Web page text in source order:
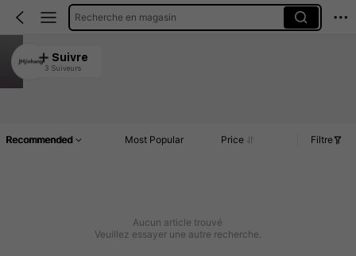
Recherche en magasin
JHjinhang
4.94
Suivre
3 Suiveurs
Recommended Most Popular Price Filtre
Aucun article trouvé
Veuillez essayer une autre recherche.